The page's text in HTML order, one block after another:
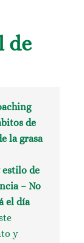
de
de
la grasa
estilo de
– No
el día
y